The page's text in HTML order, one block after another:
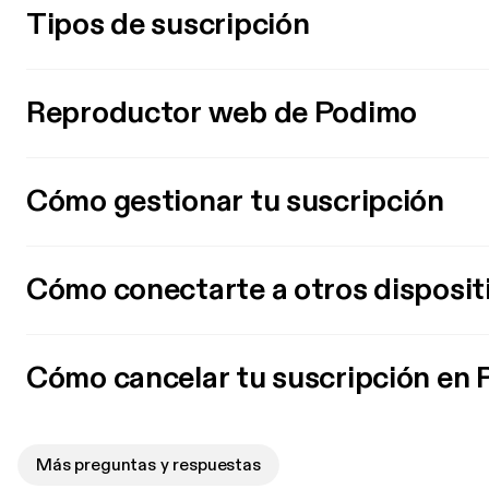
Tipos de suscripción
Reproductor web de Podimo
Cómo gestionar tu suscripción
Cómo conectarte a otros
Cómo cancelar tu suscripción en
Más preguntas y respuestas